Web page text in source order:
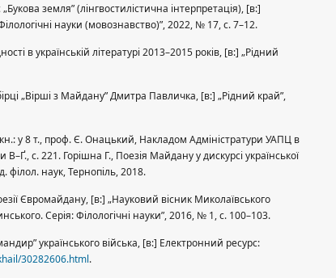
земля” (лінгвостилістична інтерпретація), [в:]
науки (мовознавство)”, 2022, № 17, с. 7–12.
в українській літературі 2013–2015 років, [в:] „Рідний
„Вірші з Майдану” Дмитра Павличка, [в:] „Рідний край”,
у 8 т., проф. Є. Онацький, Накладом Адміністратури УАПЦ в
с. 221. Горішна Г., Поезія Майдану у дискурсі української
філол. наук, Тернопіль, 2018.
Євромайдану, [в:] „Науковий вісник Миколаївського
Серія: Філологічні науки”, 2016, № 1, c. 100–103.
українського війська, [в:] Електронний ресурс:
30282606.html.